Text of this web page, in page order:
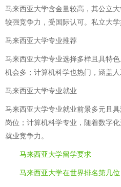
马来西亚大学含金量较高，其公立
较强竞争力，受国际认可。私立大
马来西亚大学专业推荐
马来西亚大学专业选择多样且具特
机会多；计算机科学也热门，涵盖
马来西亚大学专业就业
马来西亚大学专业就业前景多元且
岗位；计算机科学专业，随着数字
就业竞争力。
马来西亚大学留学要求
马来西亚大学在世界排名第几位